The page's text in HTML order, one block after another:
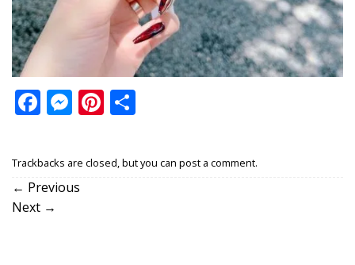
Facebook
Messenger
Pinterest
Trackbacks are closed, but you can post a comment.
← Previous
Next →